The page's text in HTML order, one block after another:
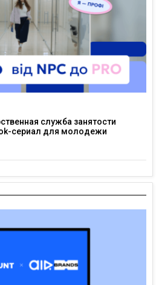
служба занятости
сериал для молодежи